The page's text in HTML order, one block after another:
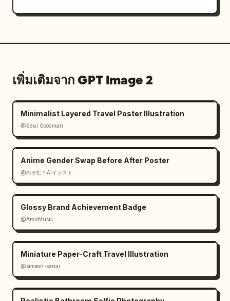
เพิ่มเติมจาก GPT Image 2
Minimalist Layered Travel Poster Illustration
@Saul Goodman
Anime Gender Swap Before After Poster
@のぞむ＊AIイラスト
Glossy Brand Achievement Badge
@AmirMušić
Miniature Paper-Craft Travel Illustration
@simeon-sanai